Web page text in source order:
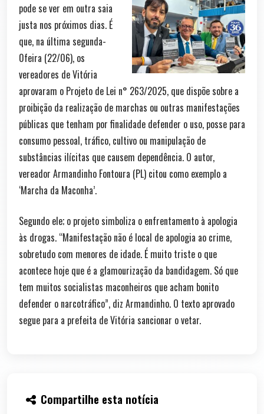
pode se ver em outra saia
justa nos próximos dias. É
que, na última segunda-
0feira (22/06), os
vereadores de Vitória
aprovaram o Projeto de Lei n° 263/2025, que dispõe sobre a
proibição da realização de marchas ou outras manifestações
públicas que tenham por finalidade defender o uso, posse para
consumo pessoal, tráfico, cultivo ou manipulação de
substâncias ilícitas que causem dependência. O autor,
vereador Armandinho Fontoura (PL) citou como exemplo a
‘Marcha da Maconha’.
Segundo ele; o projeto simboliza o enfrentamento à apologia
às drogas. “Manifestação não é local de apologia ao crime,
sobretudo com menores de idade. É muito triste o que
acontece hoje que é a glamourização da bandidagem. Só que
tem muitos socialistas maconheiros que acham bonito
defender o narcotráfico”, diz Armandinho. O texto aprovado
segue para a prefeita de Vitória sancionar o vetar.
Compartilhe esta notícia